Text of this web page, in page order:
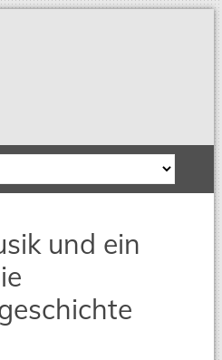
und ein